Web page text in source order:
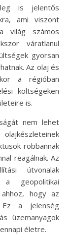
ami viszont
világ számos
váratlanul
gyorsan
Az olaj és
a régióban
költségeken
is.
nem lehet
robbannak
reagálnak. Az
útvonalak
geopolitikai
hogy az
Ez a jelenség
üzemanyagok
életre.